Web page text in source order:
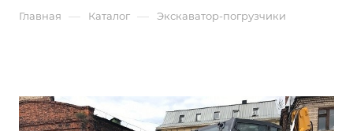
Главная — Каталог — Экскаватор-погрузчики